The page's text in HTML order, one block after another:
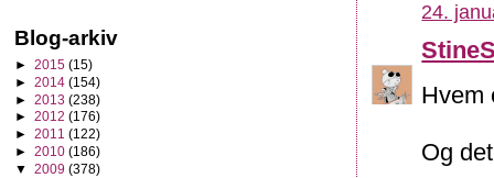
24.
Hvem
Og
Blog-arkiv
► 2015 (15)
► 2014 (154)
► 2013 (238)
► 2012 (176)
► 2011 (122)
► 2010 (186)
▼ 2009 (378)